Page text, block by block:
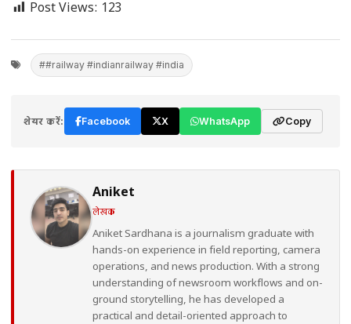
Post Views: 123
##railway #indianrailway #india
शेयर करें: Facebook X WhatsApp Copy
Aniket
लेखक
Aniket Sardhana is a journalism graduate with
hands-on experience in field reporting, camera
operations, and news production. With a strong
understanding of newsroom workflows and on-
ground storytelling, he has developed a
practical and detail-oriented approach to